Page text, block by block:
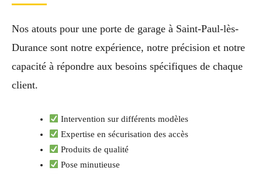
Nos atouts pour une porte de garage à Saint-Paul-lès-
Durance sont notre expérience, notre précision et notre
capacité à répondre aux besoins spécifiques de chaque
client.
Intervention sur différents modèles
Expertise en sécurisation des accès
Produits de qualité
Pose minutieuse